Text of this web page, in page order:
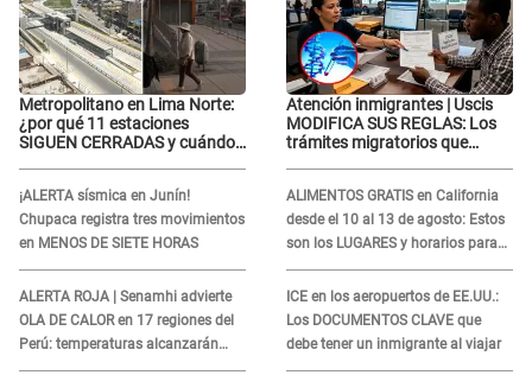
Metropolitano en Lima Norte:
¿por qué 11 estaciones
SIGUEN CERRADAS y cuándo
¡ALERTA sísmica en Junín!
Chupaca registra tres movimientos
en MENOS DE SIETE HORAS
ALERTA ROJA | Senamhi advierte
OLA DE CALOR en 17 regiones del
Perú: temperaturas alcanzarán
hasta los 37 °C
Atención inmigrantes | Uscis
MODIFICA SUS REGLAS: Los
trámites migratorios que
ALIMENTOS GRATIS en California
desde el 10 al 13 de agosto: Estos
son los LUGARES y horarios para
recibir la ayuda
ICE en los aeropuertos de EE.UU.:
Los DOCUMENTOS CLAVE que
debe tener un inmigrante al viajar